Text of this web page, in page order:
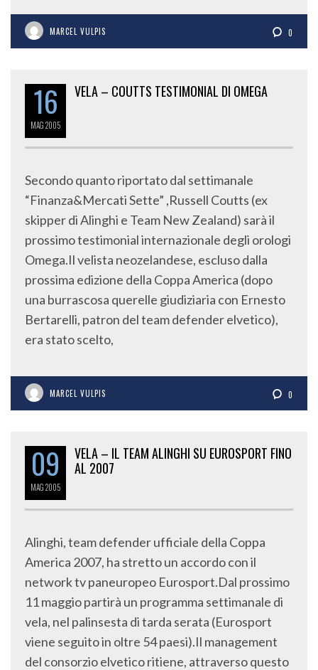
MARCEL VULPIS 0
16
MAG2005
VELA – COUTTS TESTIMONIAL DI OMEGA
Secondo quanto riportato dal settimanale
“Finanza&Mercati Sette” ,Russell Coutts (ex
skipper di Alinghi e Team New Zealand) sarà il
prossimo testimonial internazionale degli orologi
Omega.Il velista neozelandese, escluso dalla
prossima edizione della Coppa America (dopo
una burrascosa querelle giudiziaria con Ernesto
Bertarelli, patron del team defender elvetico),
era stato scelto,
MARCEL VULPIS 0
09
MAG2005
VELA – IL TEAM ALINGHI SU EUROSPORT FINO
AL 2007
Alinghi, team defender ufficiale della Coppa
America 2007, ha stretto un accordo con il
network tv paneuropeo Eurosport.Dal prossimo
11 maggio partirà un programma settimanale di
vela, nel palinsesta di tarda serata (Eurosport
viene seguito in oltre 54 paesi).Il management
del consorzio elvetico ritiene, attraverso questo